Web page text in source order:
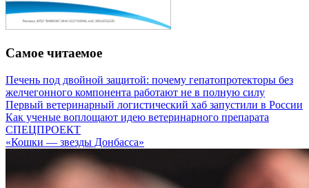
Самое читаемое
Печень под двойной защитой: почему гепатопротекторы без
желчегонного компонента работают не в полную силу
Первый ветеринарный логистический хаб запустили в России
Как ученые воплощают идею ветеринарного препарата
СПЕЦПРОЕКТ
«Кошки — звезды Донбасса»